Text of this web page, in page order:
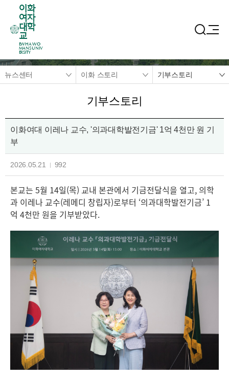
이화
여자
대학
교
EWHA WO
MANS UNIV
ERSITY
뉴스센터 이화 스토리 기부스토리
기부스토리
이화여대 이레나 교수, '의과대학발전기금' 1억 4천만 원 기
부
2026.05.21 992
본교는 5월 14일(목) 교내 본관에서 기금전달식을 열고, 의학
과 이레나 교수(레메디 창립자)로부터 ‘의과대학발전기금’ 1
억 4천만 원을 기부받았다.